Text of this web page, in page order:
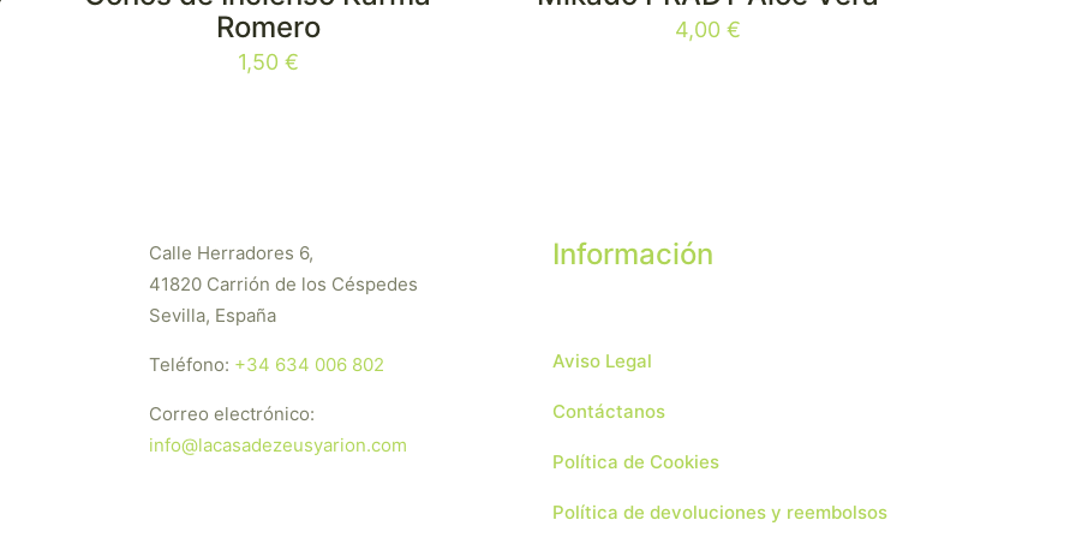
Romero
1,50 €
4,00€
Calle Herradores 6,
41820 Carrión de los Céspedes
Sevilla, España
Teléfono: +34 634 006 802
Correo electrónico:
info@lacasadezeusyarion.com
Información
Aviso Legal
Contáctanos
Política de Cookies
Política de devoluciones y reembolsos